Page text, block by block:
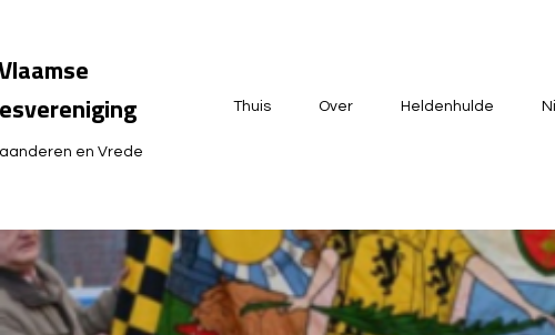
en Vrede
Thuis Over Heldenhulde